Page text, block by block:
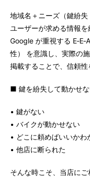
地域名＋ニーズ（鍵紛
ユーザーが求める情報を
Google が重視する
性） を意識し、実際の
掲載することで、信頼性
■ 鍵を紛失して動かせ
• 鍵がない
• バイクが動かせない
• どこに頼めばいいかわ
• 他店に断られた
そんな時こそ、当店にご